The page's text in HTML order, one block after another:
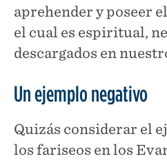
aprehender y poseer
el cual es espiritual,
descargados en
Un ejemplo negativo
Quizás considerar el
los fariseos en los